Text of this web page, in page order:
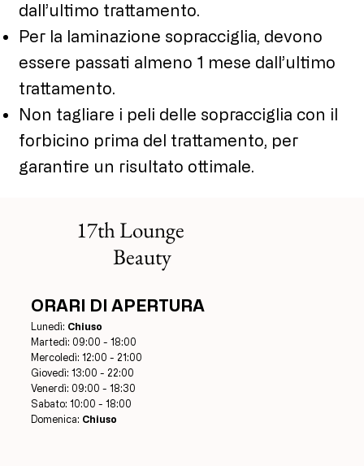
dall’ultimo trattamento.
Per la laminazione sopracciglia, devono
essere passati almeno 1 mese dall’ultimo
trattamento.
Non tagliare i peli delle sopracciglia con il
forbicino prima del trattamento, per
garantire un risultato ottimale.
17th Lounge
Beauty
ORARI DI APERTURA
Lunedì: Chiuso
Martedì: 09:00 - 18:00
Mercoledì: 12:00 - 21:00
Giovedì: 13:00 - 22:00
Venerdì: 09:00 - 18:30
Sabato: 10:00 - 18:00
Domenica: Chiuso